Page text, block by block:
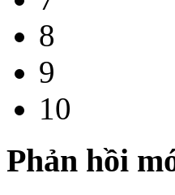
8
9
10
Phản hồi